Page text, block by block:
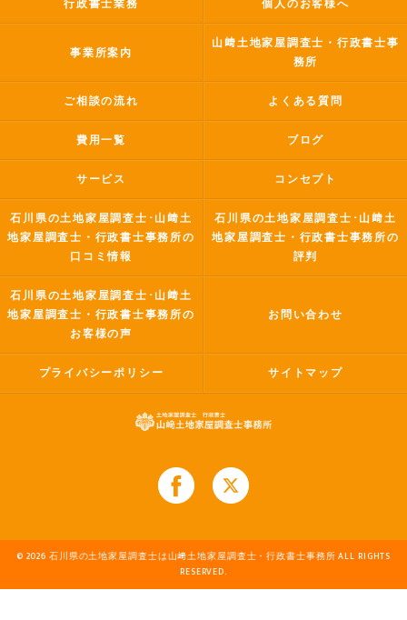
行政書士業務 個人のお客様へ
事業所案内
山﨑土地家屋調査士・行政書士事
務所
ご相談の流れ よくある質問
費用一覧 ブログ
サービス コンセプト
石川県の土地家屋調査士･山﨑土
地家屋調査士・行政書士事務所の
口コミ情報
石川県の土地家屋調査士･山﨑土
地家屋調査士・行政書士事務所の
評判
石川県の土地家屋調査士･山﨑土
地家屋調査士・行政書士事務所の
お客様の声
お問い合わせ
プライバシーポリシー サイトマップ
© 2026 石川県の土地家屋調査士は山﨑土地家屋調査士・行政書士事務所 ALL RIGHTS
RESERVED.